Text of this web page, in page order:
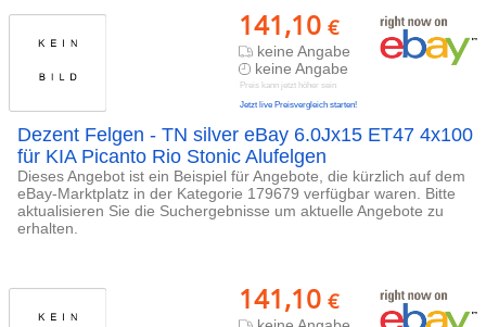
141,10 €
keine Angabe
keine Angabe
Preis kann jetzt höher sein
Jetzt live Preisvergleich starten!
Dezent Felgen - TN silver eBay 6.0Jx15 ET47 4x100
für KIA Picanto Rio Stonic Alufelgen
Dieses Angebot ist ein Beispiel für Angebote, die kürzlich auf dem
eBay-Marktplatz in der Kategorie 179679 verfügbar waren. Bitte
aktualisieren Sie die Suchergebnisse um aktuelle Angebote zu
erhalten.
141,10 €